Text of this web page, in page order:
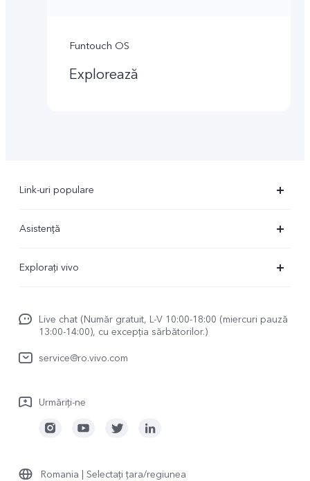
Funtouch OS
Explorează
Link-uri populare
V23 5G
Y22s
Asistență
Funtouch OS
Trimite la reparatie
Actualizarea sistemului
Manual de utilizare
Explorați vivo
Viața cu vivo
vivo Netiquette
Mențiuni legale
Durabilitate
Live chat (Număr gratuit, L-V 10:00-18:00 (miercuri pauză
13:00-14:00), cu excepția sărbătorilor.)
service@ro.vivo.com
Urmăriți-ne
Romania | Selectați țara/regiunea